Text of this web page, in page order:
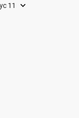
11